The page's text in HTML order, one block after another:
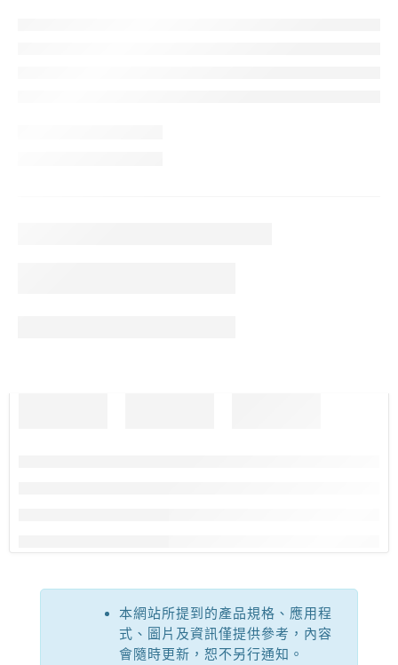
本網站所提到的產品規格、應用程
式、圖片及資訊僅提供參考，內容
會隨時更新，恕不另行通知。